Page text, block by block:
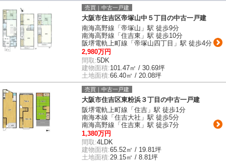
売買｜中古一戸建
大阪市住吉区帝塚山中５丁目の中古一戸建
南海高野線「帝塚山」駅 徒歩9分
南海高野線「住吉東」駅 徒歩10分
阪堺電軌上町線「帝塚山四丁目」駅 徒歩4分
2,980万円
間取:5DK
建物面積:101.47㎡ / 30.69坪
土地面積:66.40㎡ / 20.08坪
売買｜中古一戸建
大阪市住吉区東粉浜３丁目の中古一戸建
阪堺電軌上町線「住吉」駅 徒歩1分
南海本線「住吉大社」駅 徒歩5分
南海高野線「住吉東」駅 徒歩7分
1,380万円
間取:4LDK
建物面積:65.52㎡ / 19.81坪
土地面積:29.15㎡ / 8.81坪